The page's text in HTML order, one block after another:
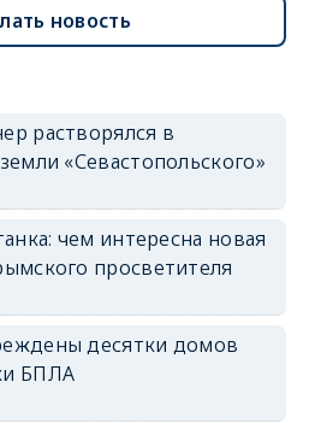
новость
растворялся в
«Севастопольского»
чем интересна новая
просветителя
десятки домов
БПЛА